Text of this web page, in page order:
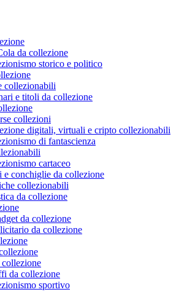
da collezione
storico e politico
collezionabili
e titoli da collezione
collezioni
digitali, virtuali e cripto collezionabili
di fantascienza
cartaceo
conchiglie da collezione
collezionabili
da collezione
da collezione
da collezione
collezione
da collezione
sportivo